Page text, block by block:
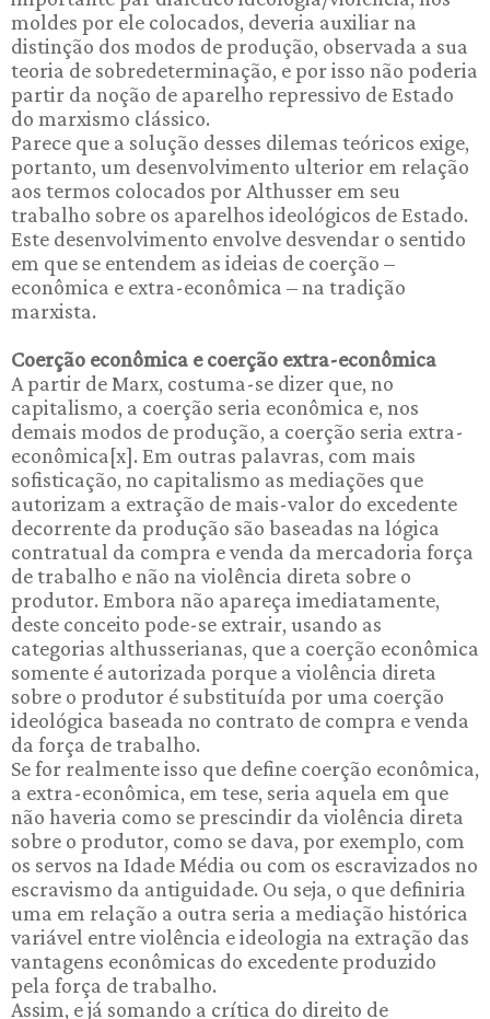
moldes por ele colocados, deveria auxiliar na
distinção dos modos de produção, observada a sua
teoria de sobredeterminação, e por isso não poderia
partir da noção de aparelho repressivo de Estado
do marxismo clássico.
Parece que a solução desses dilemas teóricos exige,
portanto, um desenvolvimento ulterior em relação
aos termos colocados por Althusser em seu
trabalho sobre os aparelhos ideológicos de Estado.
Este desenvolvimento envolve desvendar o sentido
em que se entendem as ideias de coerção –
econômica e extra-econômica – na tradição
marxista.
Coerção econômica e coerção extra-econômica
A partir de Marx, costuma-se dizer que, no
capitalismo, a coerção seria econômica e, nos
demais modos de produção, a coerção seria extra-
econômica[x]. Em outras palavras, com mais
sofisticação, no capitalismo as mediações que
autorizam a extração de mais-valor do excedente
decorrente da produção são baseadas na lógica
contratual da compra e venda da mercadoria força
de trabalho e não na violência direta sobre o
produtor. Embora não apareça imediatamente,
deste conceito pode-se extrair, usando as
categorias althusserianas, que a coerção econômica
somente é autorizada porque a violência direta
sobre o produtor é substituída por uma coerção
ideológica baseada no contrato de compra e venda
da força de trabalho.
Se for realmente isso que define coerção econômica,
a extra-econômica, em tese, seria aquela em que
não haveria como se prescindir da violência direta
sobre o produtor, como se dava, por exemplo, com
os servos na Idade Média ou com os escravizados no
escravismo da antiguidade. Ou seja, o que definiria
uma em relação a outra seria a mediação histórica
variável entre violência e ideologia na extração das
vantagens econômicas do excedente produzido
pela força de trabalho.
Assim, e já somando a crítica do direito de